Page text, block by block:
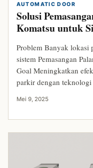
AUTOMATIC DOOR
Solusi
Komatsu untuk
Problem Banyak lokasi
sistem Pemasangan
Goal Meningkatkan
parkir dengan
Mei 9, 2025